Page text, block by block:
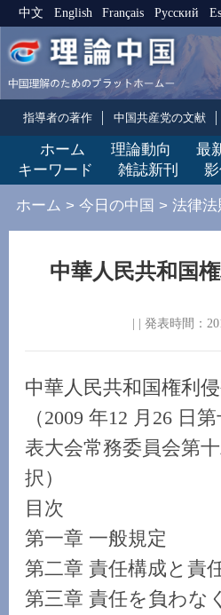
中文 English Français Pусский
指導者の著作 中国共産党の文献
ホーム 理論動向 最
キーワード
雑誌新刊
ホーム > 今日の中国 > 法律法
中華人民共和国
| | 発表時間：
中華人民共和国権利
（2009 年12 月26 日
表大会常務委員会第
択）
目次
第一章 一般規定
第二章 責任構成と責
第三章 責任を負わな